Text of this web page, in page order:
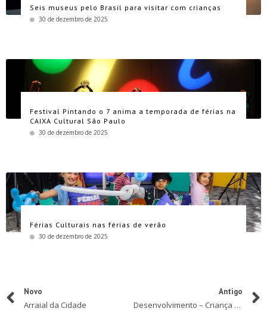
Seis museus pelo Brasil para visitar com crianças
30 de dezembro de 2025
Festival Pintando o 7 anima a temporada de férias na
CAIXA Cultural São Paulo
30 de dezembro de 2025
Férias Culturais nas férias de verão
30 de dezembro de 2025
Novo
Arraial da Cidade
Antigo
Desenvolvimento – Criança de 6 anos